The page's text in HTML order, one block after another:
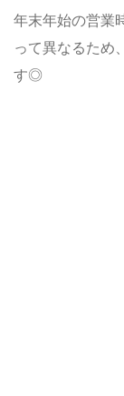
年末年始の営業
って異なるため
す◎